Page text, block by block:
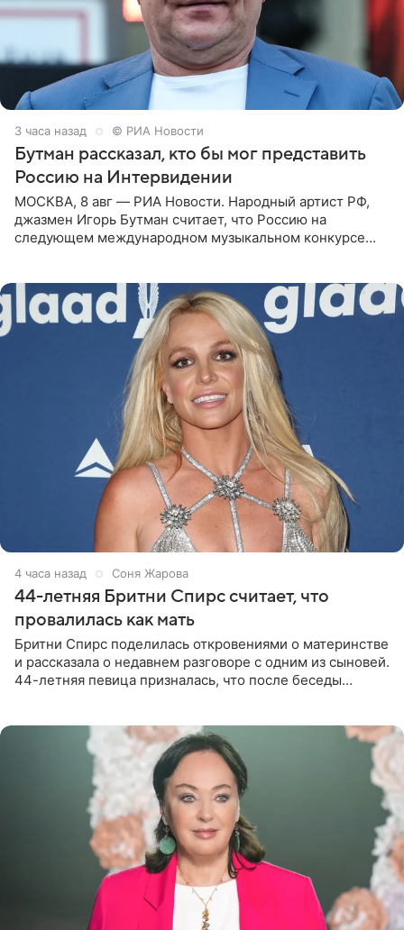
3 часа назад © РИА Новости
Бутман рассказал, кто бы мог представить
Россию на Интервидении
МОСКВА, 8 авг — РИА Новости. Народный артист РФ,
джазмен Игорь Бутман считает, что Россию на
следующем международном музыкальном конкурсе
4 часа назад Соня Жарова
44-летняя Бритни Спирс считает, что
провалилась как мать
Бритни Спирс поделилась откровениями о материнстве
и рассказала о недавнем разговоре с одним из сыновей.
44-летняя певица призналась, что после беседы